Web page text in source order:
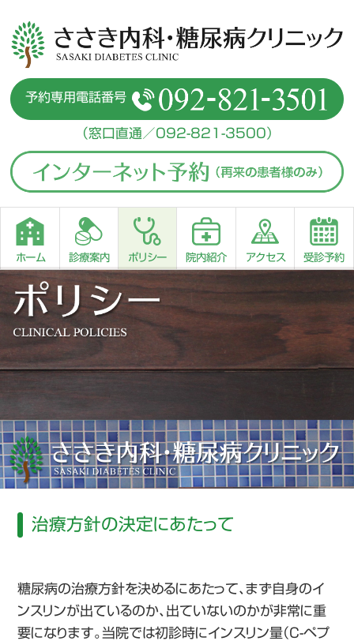
予約専用電話番号
（窓口直通／092-821-3500）
ホーム 診療案内 ポリシー 院内紹介 アクセス 受診予約
治療方針の決定にあたって
糖尿病の治療方針を決めるにあたって、まず自身のイ
ンスリンが出ているのか、出ていないのかが非常に重
要になります。当院では初診時にインスリン量（C-ペプ